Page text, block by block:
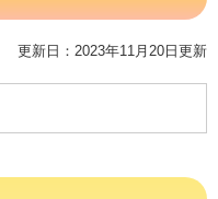
更新日：2023年11月20日更新